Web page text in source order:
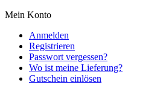
Mein Konto
Anmelden
Registrieren
Passwort vergessen?
Wo ist meine Lieferung?
Gutschein einlösen